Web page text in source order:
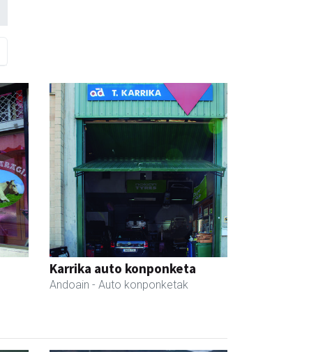
Karrika auto konponketa
Andoain - Auto konponketak